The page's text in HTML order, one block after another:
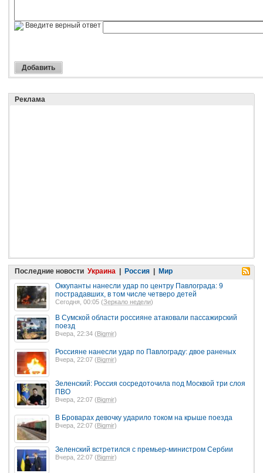
Введите верный ответ
Реклама
Последние новости Украина Россия
Мир
Оккупанты нанесли удар по центру Павлограда: 9
пострадавших, в том числе четверо детей
Сегодня, 00:05 (Зеркало недели)
В Сумской области россияне атаковали пассажирский
поезд
Вчера, 22:34 (Bigmir)
Россияне нанесли удар по Павлограду: двое раненых
Вчера, 22:07 (Bigmir)
Зеленский: Россия сосредоточила под Москвой три слоя
ПВО
Вчера, 22:07 (Bigmir)
В Броварах девочку ударило током на крыше поезда
Вчера, 22:07 (Bigmir)
Зеленский встретился с премьер-министром Сербии
Вчера, 22:07 (Bigmir)